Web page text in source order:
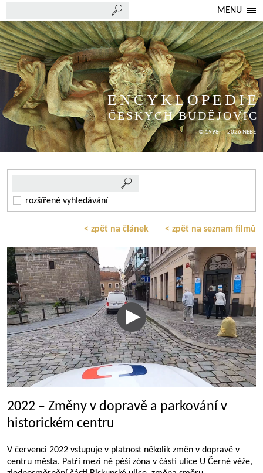
MENU
ENCYKLOPEDIE
ČESKÝCH BUDĚJOVIC
© 1998 — 2026 NEBE
rozšířené vyhledávání
< zpět na článek < zpět na seznam filmů
2022 – Změny v dopravě a parkování v
historickém centru
V červenci 2022 vstupuje v platnost několik změn v dopravě v
centru města. Patří mezi ně pěší zóna v části ulice U Černé věže,